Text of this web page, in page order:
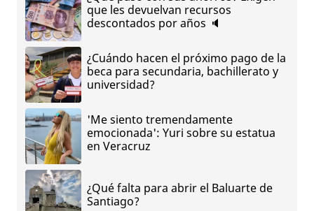
que les devuelvan recursos
descontados por años 🔈
¿Cuándo hacen el próximo pago de la
beca para secundaria, bachillerato y
universidad?
'Me siento tremendamente
emocionada': Yuri sobre su estatua
en Veracruz
¿Qué falta para abrir el Baluarte de
Santiago?